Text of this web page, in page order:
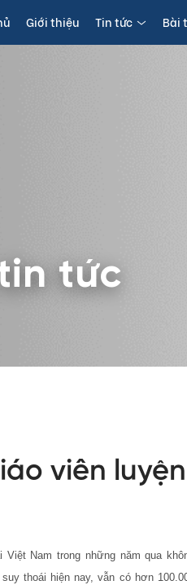
Giới thiệu Tin tức Bài
tức
viên luyện
Việt Nam trong những năm qua
thoái hiện nay, vẫn có hơn